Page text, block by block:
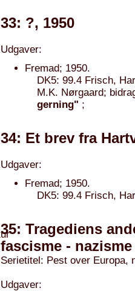
33: ?, 1950
Udgaver:
Fremad; 1950.
DK5: 99.4 Frisch,
M.K. Nørgaard;
gerning" ;
34: Et brev fra
Udgaver:
Fremad; 1950.
DK5: 99.4 Frisch,
35: Tragediens
fascisme -
Serietitel: Pest over Europa,
Udgaver: